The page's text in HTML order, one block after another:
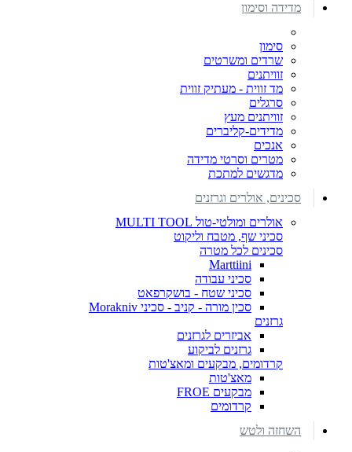
מדידה וסימון
סימון
שרדים ומשרטים
זוויתנים
מד זווית - מעתיק זווית
סרגלים
זוויתנים מעץ
מדידים-קליברים
אנכים
מטרים וסרטי מדידה
מדגשים למתכת
סכינים, אולרים וגרזנים
אולרים ומולטי-טול MULTI TOOL
סכיני שף, מטבח וליקוט
סכינים לכל מטרה
Marttiini
סכיני עבודה
סכיני שטח - בושקרפאט
סכין מורה - קניב - סכיני Morakniv
גרזנים
אביזרים לגרזנים
גרזנים לביקוע
קרדומים, מבקעים ומאצ'טות
מאצ'טות
מבקעים FROE
קרדומים
השחזה ולטש